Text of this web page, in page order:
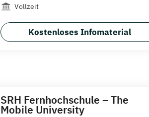
Vollzeit
Kostenloses Infomaterial
SRH Fernhochschule – The
Mobile University